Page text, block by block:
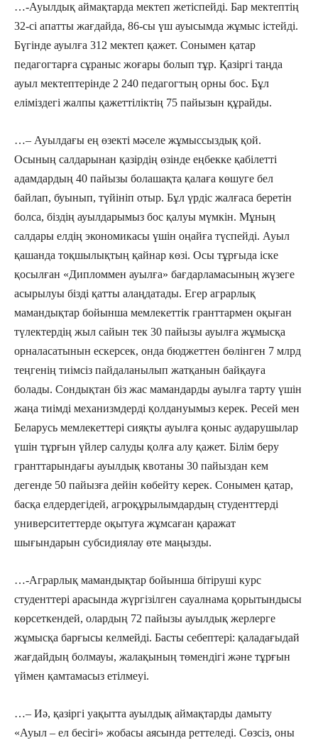
…-Ауылдық аймақтарда мектеп жетіспейді. Бар мектептің
32-сі апатты жағдайда, 86-сы үш ауысымда жұмыс істейді.
Бүгінде ауылға 312 мектеп қажет. Сонымен қатар
педагогтарға сұраныс жоғары болып тұр. Қазіргі таңда
ауыл мектептерінде 2 240 педагогтың орны бос. Бұл
еліміздегі жалпы қажеттіліктің 75 пайызын құрайды.
…– Ауылдағы ең өзекті мәселе жұмыссыздық қой.
Осының салдарынан қазірдің өзінде еңбекке қабілетті
адамдардың 40 пайызы болашақта қалаға көшуге бел
байлап, буынып, түйініп отыр. Бұл үрдіс жалғаса беретін
болса, біздің ауылдарымыз бос қалуы мүмкін. Мұның
салдары елдің экономикасы үшін оңайға түспейді. Ауыл
қашанда тоқшылықтың қайнар көзі. Осы тұрғыда іске
қосылған «Дипломмен ауылға» бағдарламасының жүзеге
асырылуы бізді қатты алаңдатады. Егер аграрлық
мамандықтар бойынша мемлекеттік гранттармен оқыған
түлектердің жыл сайын тек 30 пайызы ауылға жұмысқа
орналасатынын ескерсек, онда бюджеттен бөлінген 7 млрд
теңгенің тиімсіз пайдаланылып жатқанын байқауға
болады. Сондықтан біз жас мамандарды ауылға тарту үшін
жаңа тиімді механизмдерді қолдануымыз керек. Ресей мен
Беларусь мемлекеттері сияқты ауылға қоныс аударушылар
үшін тұрғын үйлер салуды қолға алу қажет. Білім беру
гранттарындағы ауылдық квотаны 30 пайыздан кем
дегенде 50 пайызға дейін көбейту керек. Сонымен қатар,
басқа елдердегідей, агроқұрылымдардың студенттерді
университеттерде оқытуға жұмсаған қаражат
шығындарын субсидиялау өте маңызды.
…-Аграрлық мамандықтар бойынша бітіруші курс
студенттері арасында жүргізілген сауалнама қорытындысы
көрсеткендей, олардың 72 пайызы ауылдық жерлерге
жұмысқа барғысы келмейді. Басты себептері: қаладағыдай
жағдайдың болмауы, жалақының төмендігі және тұрғын
үймен қамтамасыз етілмеуі.
…– Иә, қазіргі уақытта ауылдық аймақтарды дамыту
«Ауыл – ел бесігі» жобасы аясында реттеледі. Сөзсіз, оны